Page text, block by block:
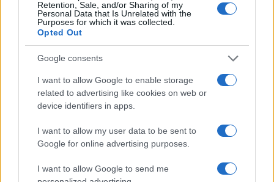
Retention, Sale, and/or Sharing of my
Personal Data that Is Unrelated with the
Purposes for which it was collected.
Opted Out
Google consents
I want to allow Google to enable storage
related to advertising like cookies on web or
device identifiers in apps.
I want to allow my user data to be sent to
Google for online advertising purposes.
I want to allow Google to send me
αστυνομικοί που προσποιήθηκαν τους
τουρίστες
«Φιάσκο» στη Μαδέιρα με το γάμο του
πήγαν σε λάθος εκκλησία και προκάλεσαν
Πιο σχολιασμένα
Βγήκαν ξανά τα μαχαίρια στην Ελπίδα
για τη Δημοκρατία: «Καρυστιανού,
Γρατσία και Γαλανός μετέτρεψαν το
κίνημα σε φοβικό αρχηγικό κόμμα»